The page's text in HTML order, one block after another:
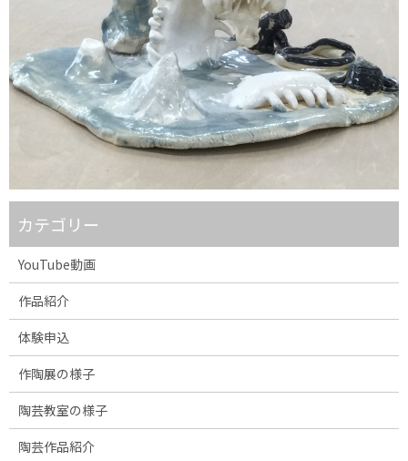
カテゴリー
YouTube動画
作品紹介
体験申込
作陶展の様子
陶芸教室の様子
陶芸作品紹介